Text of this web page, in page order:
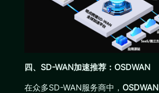
四、SD-WAN加速推荐：OSDWAN
在众多SD-WAN服务商中， OSDWAN